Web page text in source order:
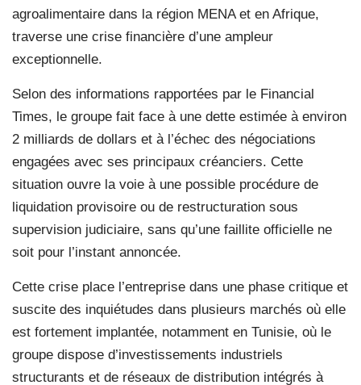
agroalimentaire dans la région MENA et en Afrique,
traverse une crise financière d’une ampleur
exceptionnelle.
Selon des informations rapportées par le Financial
Times, le groupe fait face à une dette estimée à environ
2 milliards de dollars et à l’échec des négociations
engagées avec ses principaux créanciers. Cette
situation ouvre la voie à une possible procédure de
liquidation provisoire ou de restructuration sous
supervision judiciaire, sans qu’une faillite officielle ne
soit pour l’instant annoncée.
Cette crise place l’entreprise dans une phase critique et
suscite des inquiétudes dans plusieurs marchés où elle
est fortement implantée, notamment en Tunisie, où le
groupe dispose d’investissements industriels
structurants et de réseaux de distribution intégrés à